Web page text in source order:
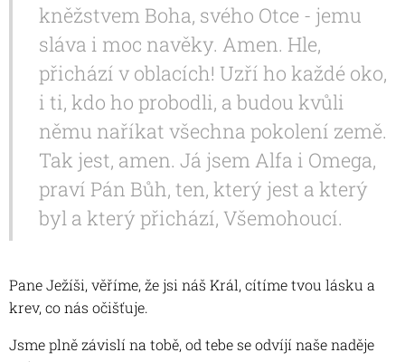
kněžstvem Boha, svého Otce - jemu
sláva i moc navěky. Amen. Hle,
přichází v oblacích! Uzří ho každé oko,
i ti, kdo ho probodli, a budou kvůli
němu naříkat všechna pokolení země.
Tak jest, amen. Já jsem Alfa i Omega,
praví Pán Bůh, ten, který jest a který
byl a který přichází, Všemohoucí.
Pane Ježíši, věříme, že jsi náš Král, cítíme tvou lásku a
krev, co nás očišťuje.
Jsme plně závislí na tobě, od tebe se odvíjí naše naděje